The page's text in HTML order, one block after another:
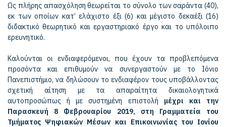
Ως πλήρης απασχόληση θεωρείται το σύνολο των σαράντα (40),
εκ των οποίων κατ’ ελάχιστο έξι (6) και μέγιστο δεκαέξι (16)
διδακτικό θεωρητικό και εργαστηριακό έργο και το υπόλοιπο
ερευνητικό.
Καλούνται οι ενδιαφερόμενοι, που έχουν τα προβλεπόμενα
προσόντα και επιθυμούν να συνεργαστούν με το Ιόνιο
Πανεπιστήμιο, να δηλώσουν το ενδιαφέρον τους υποβάλλοντας
σχετική αίτηση με τα απαραίτητα δικαιολογητικά
αυτοπροσώπως ή με συστημένη επιστολή μέχρι και την
Παρασκευή 8 Φεβρουαρίου 2019, στη Γραμματεία του
Τμήματος Ψηφιακών Μέσων και Επικοινωνίας του Ιονίου